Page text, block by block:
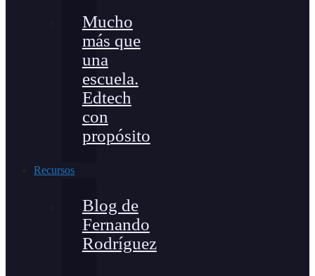
Mucho
más que
una
escuela.
Edtech
con
propósito
Recursos
Blog de
Fernando
Rodríguez